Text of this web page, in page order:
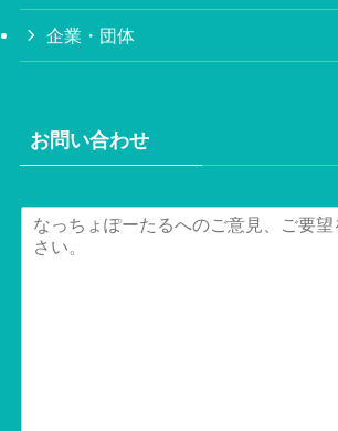
企業・団体
お問い合わせ